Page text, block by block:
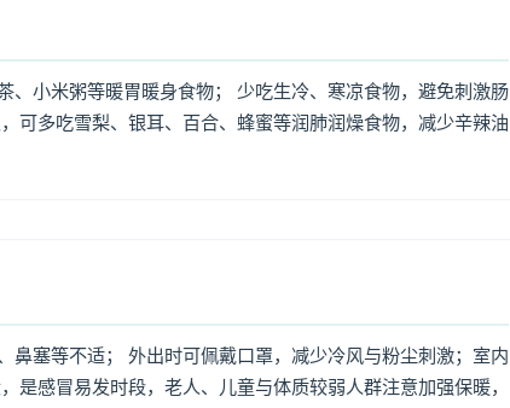
小米粥等暖胃暖身食物； 少吃生冷、寒凉食物，避免刺激肠
可多吃雪梨、银耳、百合、蜂蜜等润肺润燥食物，减少辛辣油
塞等不适； 外出时可佩戴口罩，减少冷风与粉尘刺激；室内
感冒易发时段，老人、儿童与体质较弱人群注意加强保暖，